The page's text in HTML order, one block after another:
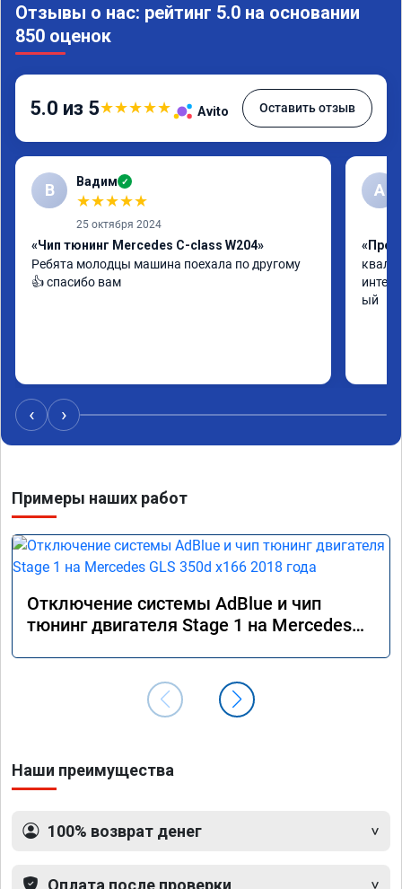
Отзывы о нас: рейтинг 5.0 на основании
850 оценок
5.0 из 5★★★★★ Avito Оставить отзыв
В Вадим ✓
★★★★★
25 октября 2024
«Чип тюнинг Mercedes C-class W204»
Ребята молодцы машина поехала по другому
👍 спасибо вам
А
ый
‹ ›
Примеры наших работ
Отключение системы AdBlue и чип
тюнинг двигателя Stage 1 на Mercedes
Наши преимущества
100% возврат денег
Оплата после проверки